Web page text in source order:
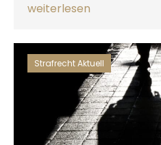
weiterlesen
Strafrecht Aktuell